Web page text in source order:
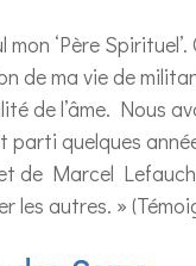
‘Père
de ma vie de
de l’âme. Nous
parti quelques
de Marcel
autres. »